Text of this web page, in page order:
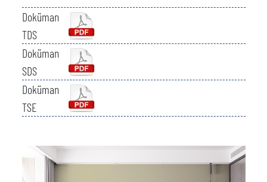
Doküman
TDS
Doküman
SDS
Doküman
TSE